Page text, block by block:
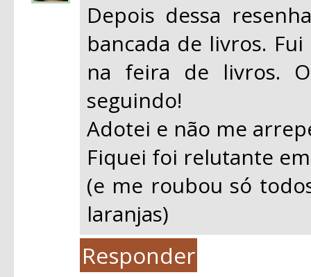
Depois dessa
bancada de livros.
na feira de livros.
seguindo!
Adotei e não me
Fiquei foi relutante
(e me roubou só
laranjas)
Responder